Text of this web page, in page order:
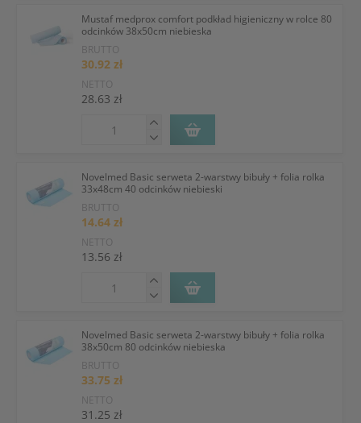
Mustaf medprox comfort podkład higieniczny w rolce 80
odcinków 38x50cm niebieska
BRUTTO
30.92 zł
NETTO
28.63 zł
Novelmed Basic serweta 2-warstwy bibuły + folia rolka
33x48cm 40 odcinków niebieski
BRUTTO
14.64 zł
NETTO
13.56 zł
Novelmed Basic serweta 2-warstwy bibuły + folia rolka
38x50cm 80 odcinków niebieska
BRUTTO
33.75 zł
NETTO
31.25 zł